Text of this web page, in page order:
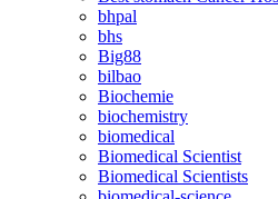
bhpal
bhs
Big88
bilbao
Biochemie
biochemistry
biomedical
Biomedical Scientist
Biomedical Scientists